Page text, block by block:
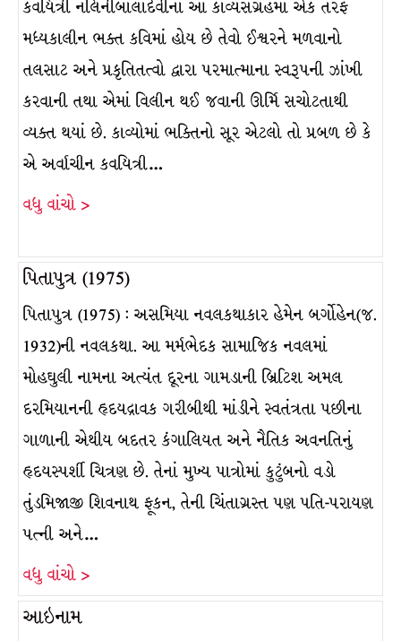
કવયિત્રી નલિનીબાલાદેવીના આ કાવ્યસંગ્રહમાં એક તરફ
મધ્યકાલીન ભક્ત કવિમાં હોય છે તેવો ઈશ્વરને મળવાનો
તલસાટ અને પ્રકૃતિતત્વો દ્વારા પરમાત્માના સ્વરૂપની ઝાંખી
કરવાની તથા એમાં વિલીન થઈ જવાની ઊર્મિ સચોટતાથી
વ્યક્ત થયાં છે. કાવ્યોમાં ભક્તિનો સૂર એટલો તો પ્રબળ છે કે
એ અર્વાચીન કવયિત્રી…
વધુ વાંચો >
પિતાપુત્ર (1975)
પિતાપુત્ર (1975) : અસમિયા નવલકથાકાર હેમેન બર્ગોહેન(જ.
1932)ની નવલકથા. આ મર્મભેદક સામાજિક નવલમાં
મોહઘુલી નામના અત્યંત દૂરના ગામડાની બ્રિટિશ અમલ
દરમિયાનની હૃદયદ્રાવક ગરીબીથી માંડીને સ્વતંત્રતા પછીના
ગાળાની એથીય બદતર કંગાલિયત અને નૈતિક અવનતિનું
હૃદયસ્પર્શી ચિત્રણ છે. તેનાં મુખ્ય પાત્રોમાં કુટુંબનો વડો
તુંડમિજાજી શિવનાથ ફૂકન, તેની ચિંતાગ્રસ્ત પણ પતિ-પરાયણ
પત્ની અને…
વધુ વાંચો >
આઇનામ